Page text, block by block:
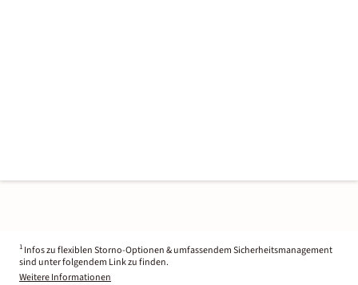
1 Infos zu flexiblen Storno-Optionen & umfassendem Sicherheitsmanagement
sind unter folgendem Link zu finden.
Weitere Informationen